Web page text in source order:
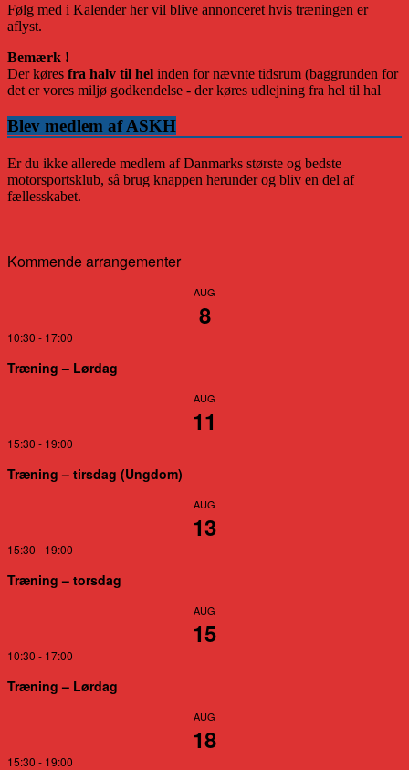
Følg med i Kalender her vil blive annonceret hvis træningen er
aflyst.
Bemærk !
Der køres fra halv til hel inden for nævnte tidsrum (baggrunden for
det er vores miljø godkendelse - der køres udlejning fra hel til hal
Blev medlem af ASKH
Er du ikke allerede medlem af Danmarks største og bedste
motorsportsklub, så brug knappen herunder og bliv en del af
fællesskabet.
Kommende arrangementer
AUG
8
10:30 - 17:00
Træning – Lørdag
AUG
11
15:30 - 19:00
Træning – tirsdag (Ungdom)
AUG
13
15:30 - 19:00
Træning – torsdag
AUG
15
10:30 - 17:00
Træning – Lørdag
AUG
18
15:30 - 19:00